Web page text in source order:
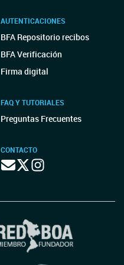
AUTENTICACIONES
BFA Repositorio recibos
BFA Verificación
Firma digital
FAQ Y TUTORIALES
Preguntas Frecuentes
CONTACTO